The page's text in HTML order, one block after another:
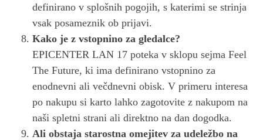
definirano v splošnih pogojih, s katerimi se strinja
vsak posameznik ob prijavi.
Kako je z vstopnino za gledalce?
EPICENTER LAN 17 poteka v sklopu sejma Feel
The Future, ki ima definirano vstopnino za
enodnevni ali večdnevni obisk. V primeru interesa
po nakupu si karto lahko zagotovite z nakupom na
naši spletni strani ali direktno na dan dogodka.
Ali obstaja starostna omejitev za udeležbo na